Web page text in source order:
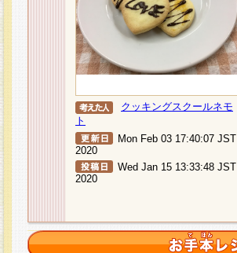
クッキングスクールネモ
ト
Mon Feb 03 17:40:07 JST
2020
Wed Jan 15 13:33:48 JST
2020